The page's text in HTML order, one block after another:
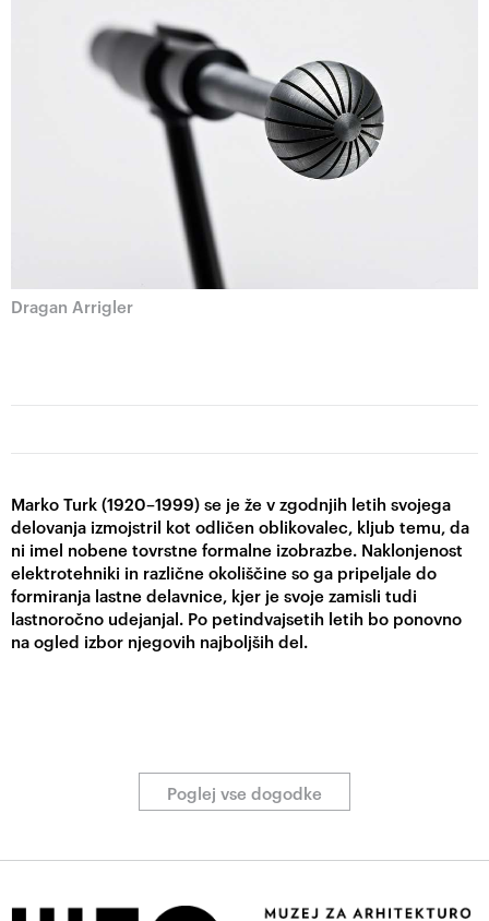
Dragan Arrigler
Marko Turk (1920–1999) se je že v zgodnjih letih svojega
delovanja izmojstril kot odličen oblikovalec, kljub temu, da
ni imel nobene tovrstne formalne izobrazbe. Naklonjenost
elektrotehniki in različne okoliščine so ga pripeljale do
formiranja lastne delavnice, kjer je svoje zamisli tudi
lastnoročno udejanjal. Po petindvajsetih letih bo ponovno
na ogled izbor njegovih najboljših del.
Poglej vse dogodke